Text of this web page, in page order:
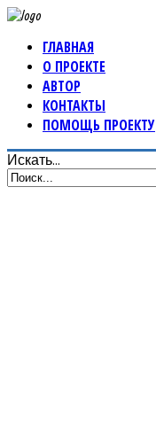
ГЛАВНАЯ
О ПРОЕКТЕ
АВТОР
КОНТАКТЫ
ПОМОЩЬ ПРОЕКТУ
Искать...